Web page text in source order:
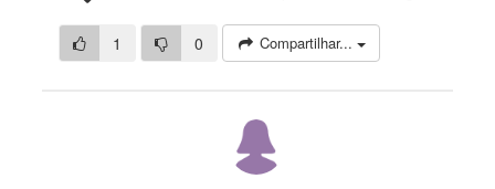
1 0 Compartilhar...